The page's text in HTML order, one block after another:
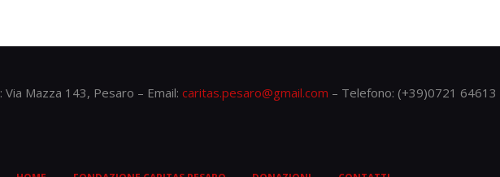
: Via Mazza 143, Pesaro – Email: caritas.pesaro@gmail.com – Telefono: (+39)0721 64613